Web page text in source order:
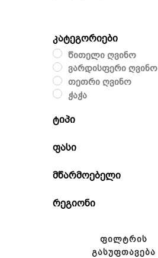
კატეგორიები
წითელი ღვინო
ვარდისფერი ღვინო
თეთრი ღვინო
ჭაჭა
ტიპი
ნახევრად მშრალი
ფასი
მწარმოებელი
ფრენდს ვაინი
რეგიონი
იმერეთი
ᲤᲘᲚᲢᲠᲘᲡ
ᲒᲐᲡᲣᲤᲗᲐᲕᲔᲑᲐ